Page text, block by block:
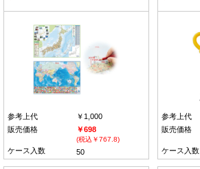
参考上代
￥1,000
販売価格
￥698
(税込￥767.8)
ケース入数 50
参考上代
販売価格
ケース入数